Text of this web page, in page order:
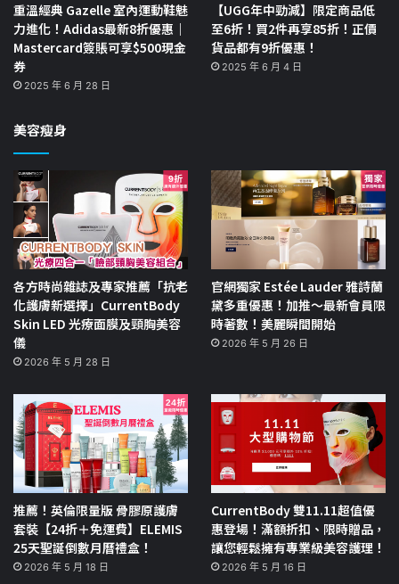
重溫經典 Gazelle 室內運動鞋魅
力進化！Adidas最新8折優惠｜
Mastercard簽賬可享$500現金
券
2025 年 6 月 28 日
【UGG年中勁減】限定商品低
至6折！買2件再享85折！正價
貨品都有9折優惠！
2025 年 6 月 4 日
美容瘦身
各方時尚雜誌及專家推薦「抗老
化護膚新選擇」CurrentBody
Skin LED 光療面膜及頸胸美容
儀
2026 年 5 月 28 日
官網獨家 Estée Lauder 雅詩蘭
黛多重優惠！加推～最新會員限
時著數！美麗瞬間開始
2026 年 5 月 26 日
推薦！英倫限量版 骨膠原護膚
套裝【24折＋免運費】ELEMIS
25天聖誕倒數月曆禮盒！
2026 年 5 月 18 日
CurrentBody 雙11.11超值優
惠登場！滿額折扣、限時贈品，
讓您輕鬆擁有專業級美容護理！
2026 年 5 月 16 日